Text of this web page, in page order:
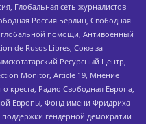
Глобальная сеть журналистов-
Россия Берлин, Свободная
помощи, Антивоенный
de Rusos Libres, Союз за
Ресурсный Центр,
Monitor, Article 19, Мнение
креста, Радио Свободная Европа,
Европы, Фонд имени Фридриха
гендерной демократии